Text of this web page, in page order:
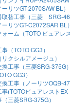
リツGT-2070SAW BL）
替工事（三菱 SRG-
リツGT-C2072SAR BL）
ーム（TOTO ピュア
（TOTO GG3）
クシルアメージュ）
工事（三菱SRG-375G）
GG3）
工事（ノーリツOQB-
事(TOTOピュアレスト
三菱SRG-375G）